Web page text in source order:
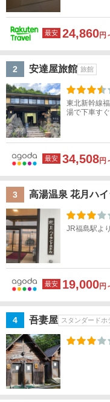
ホ
テ
ホ
テ
ル
名
条
件
で
探
す
地図
を表示
山
福
島
福
島
す
べ
福
島・
飯坂
温泉
福
島・
飯坂
すべ
て
福
島
市
最安 24,860円
2 安達屋旅館 旅館
東北新幹線
湯で下車すぐ
最安 34,508円
3 高湯温泉 花月ハ
JR福島駅よ
最安 19,000円
4 吾妻屋 スタンダードホ